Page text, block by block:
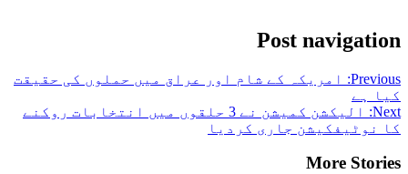
Post navigation
Previous:
امریکہ کے شام اور عراق میں حملوں کی حقیقت
کیا ہے
Next:
الیکشن کمیشن نے 3 حلقوں میں انتخابات روکنے
کا نوٹیفکیشن جاری کردیا
More Stories